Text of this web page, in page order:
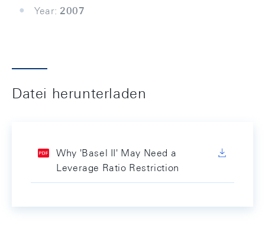
Year: 2007
Datei herunterladen
Why 'Basel II' May Need a
Leverage Ratio Restriction